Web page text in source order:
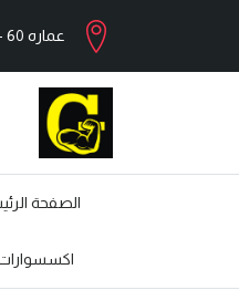
عماره 60 - شارع بدر حدائق القبه - امام القصر الجمهورى - القاهرة
الصفحة
اكسسوارات